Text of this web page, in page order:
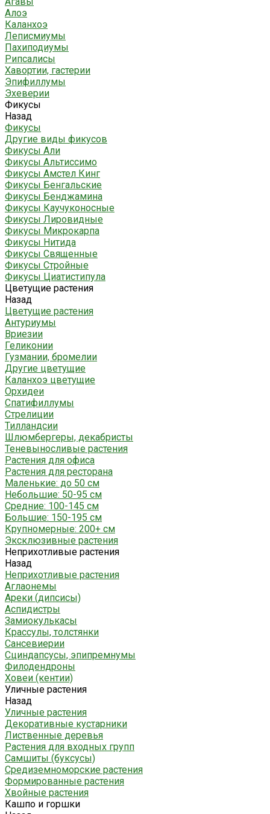
Алоэ
Каланхоэ
Леписмиумы
Пахиподиумы
Рипсалисы
Хавортии, гастерии
Эпифиллумы
Эхеверии
Фикусы
Назад
Фикусы
Другие виды фикусов
Фикусы Али
Фикусы Альтиссимо
Фикусы Амстел Кинг
Фикусы Бенгальские
Фикусы Бенджамина
Фикусы Каучуконосные
Фикусы Лировидные
Фикусы Микрокарпа
Фикусы Нитида
Фикусы Священные
Фикусы Стройные
Фикусы Циатистипула
Цветущие растения
Назад
Цветущие растения
Антуриумы
Вриезии
Геликонии
Гузмании, бромелии
Другие цветущие
Каланхоэ цветущие
Орхидеи
Спатифиллумы
Стрелиции
Тилландсии
Шлюмбергеры, декабристы
Теневыносливые растения
Растения для офиса
Растения для ресторана
Маленькие: до 50 см
Небольшие: 50-95 см
Средние: 100-145 см
Большие: 150-195 см
Крупномерные: 200+ см
Эксклюзивные растения
Неприхотливые растения
Назад
Неприхотливые растения
Аглаонемы
Ареки (дипсисы)
Аспидистры
Замиокулькасы
Крассулы, толстянки
Сансевиерии
Сциндапсусы, эпипремнумы
Филодендроны
Ховеи (кентии)
Уличные растения
Назад
Уличные растения
Декоративные кустарники
Лиственные деревья
Растения для входных групп
Самшиты (буксусы)
Средиземноморские растения
Формированные растения
Хвойные растения
Кашпо и горшки